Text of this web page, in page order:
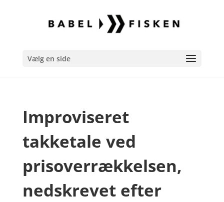
Vælg en side
Improviseret
takketale ved
prisoverrækkelsen,
nedskrevet efter